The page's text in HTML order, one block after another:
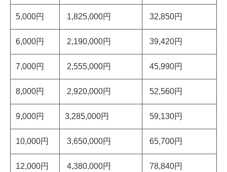
5,000円 1,825,000円 32,850円
6,000円 2,190,000円 39,420円
7,000円 2,555,000円 45,990円
8,000円 2,920,000円 52,560円
9,000円 3,285,000円 59,130円
10,000円 3,650,000円 65,700円
12,000円 4,380,000円 78,840円